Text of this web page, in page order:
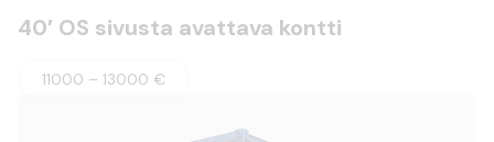
40′ OS sivusta avattava kontti
11000 – 13000 €